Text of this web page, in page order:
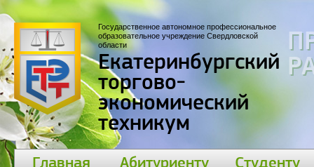
Государственное автономное профессиональное
образовательное учреждение Свердловской
области
Екатеринбургский
торгово-
экономический
техникум